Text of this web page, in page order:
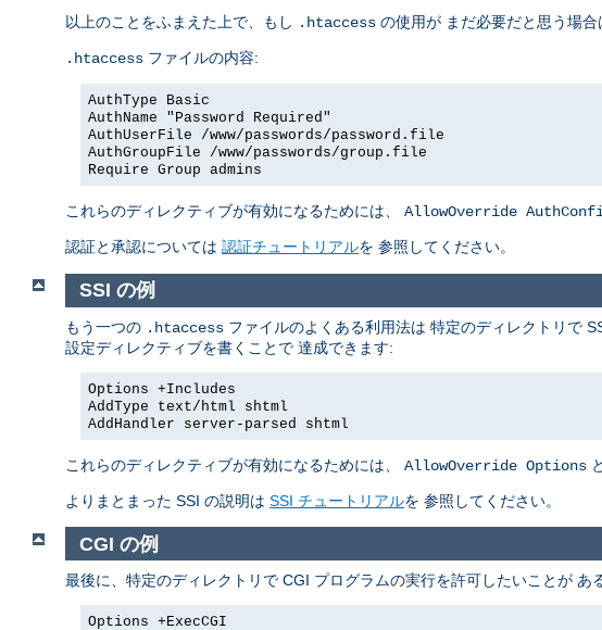
以上のことをふまえた上で、もし .htaccess の使用が まだ必要だと思う場
.htaccess ファイルの内容:
AuthType Basic
AuthName "Password Required"
AuthUserFile /www/passwords/password.file
AuthGroupFile /www/passwords/group.file
Require Group admins
これらのディレクティブが有効になるためには、 AllowOverride
認証と承認については 認証チュートリアルを 参照してください。
SSI の例
もう一つの .htaccess ファイルのよくある利用法は 特定のディレクトリで
設定ディレクティブを書くことで 達成できます:
Options +Includes
AddType text/html shtml
AddHandler server-parsed shtml
これらのディレクティブが有効になるためには、 AllowOverride Options と
よりまとまった SSI の説明は SSI チュートリアルを 参照してください。
CGI の例
最後に、特定のディレクトリで CGI プログラムの実行を許可したいことが
Options +ExecCGI